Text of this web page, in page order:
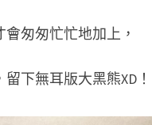
匆匆忙忙地加上，
下無耳版大黑熊XD！